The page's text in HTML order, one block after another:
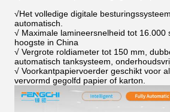
√Het volledige digitale
automatisch.
√ Maximale lamineersnelheid tot 16.000
hoogste in China
√ Vergrote roldiameter tot 150 mm,
automatisch tanksysteem,
√ Voorkantpapiervoerder geschikt voor
vervormd gegolfd papier of karton.